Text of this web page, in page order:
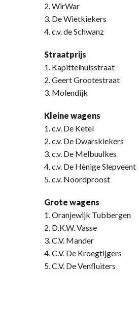
2. WirWar
3. De Wietkiekers
4. c.v. de Schwanz
Straatprijs
1. Kapittelhuisstraat
2. Geert Grootestraat
3. Molendijk
Kleine wagens
1. c.v. De Ketel
2. c.v. De Dwarskiekers
3. c.v. De Melbuulkes
4. c.v. De Hènige Slepveent
5. c.v. Noordproost
Grote wagens
1. Oranjewijk Tubbergen
2. D.K.W. Vasse
3. C.V. Mander
4. C.V. De Kroegtijgers
5. C.V. De Venfluiters